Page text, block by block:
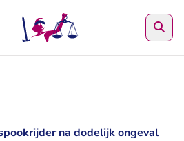
na dodelijk ongeval